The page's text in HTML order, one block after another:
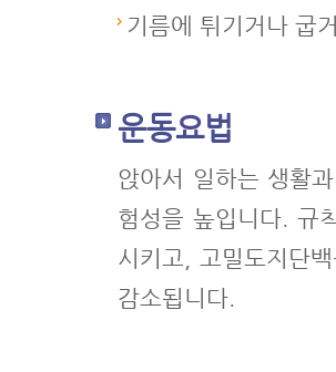
기름에 튀기거나 굽
운동요법
앉아서 일하는 생활
험성을 높입니다. 규
시키고, 고밀도지단
감소됩니다.